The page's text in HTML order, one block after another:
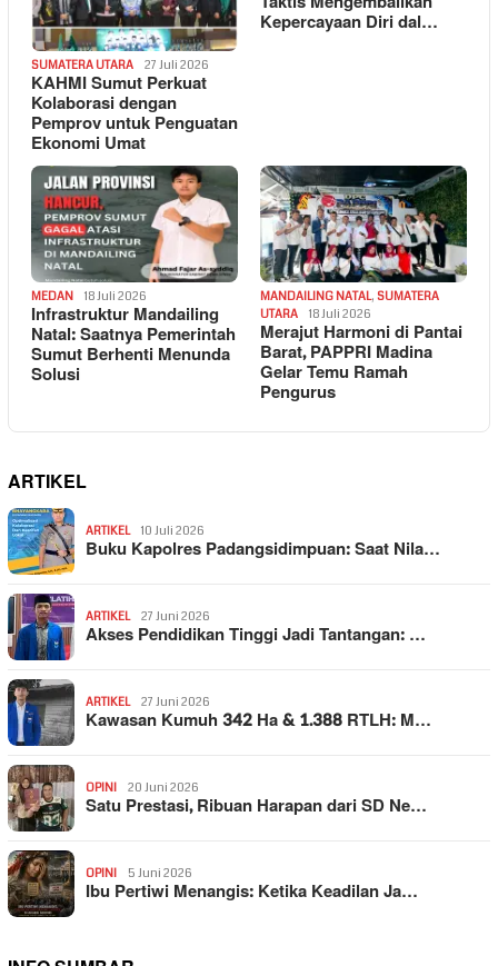
SUMATERA UTARA 27 Juli 2026
KAHMI Sumut Perkuat
Kolaborasi dengan
Pemprov untuk Penguatan
Ekonomi Umat
Kepercayaan Diri dal…
MEDAN 18 Juli 2026
Infrastruktur Mandailing
Natal: Saatnya Pemerintah
Sumut Berhenti Menunda
Solusi
MANDAILING NATAL, SUMATERA
UTARA
18 Juli 2026
Merajut Harmoni di Pantai
Barat, PAPPRI Madina
Gelar Temu Ramah
Pengurus
ARTIKEL
ARTIKEL 10 Juli 2026
Buku Kapolres Padangsidimpuan: Saat Nila…
ARTIKEL 27 Juni 2026
Akses Pendidikan Tinggi Jadi Tantangan: …
ARTIKEL 27 Juni 2026
Kawasan Kumuh 342 Ha & 1.388 RTLH: M…
OPINI 20 Juni 2026
Satu Prestasi, Ribuan Harapan dari SD Ne…
OPINI 5 Juni 2026
Ibu Pertiwi Menangis: Ketika Keadilan Ja…